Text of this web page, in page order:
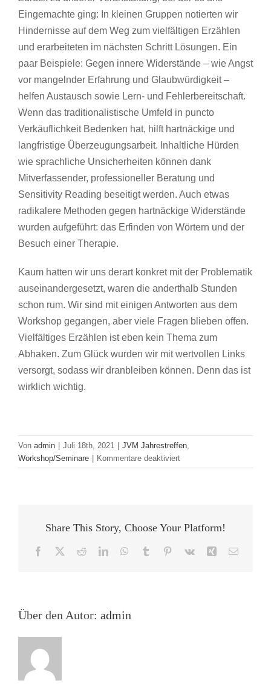
Eingemachte ging: In kleinen Gruppen notierten wir
Hindernisse auf dem Weg zum vielfältigen Erzählen
und erarbeiteten im nächsten Schritt Lösungen. Ein
paar Beispiele: Gegen innere Widerstände – wie Angst
vor mangelnder Erfahrung und Glaubwürdigkeit –
helfen Austausch sowie Lern- und Fehlerbereitschaft.
Wenn das traditionalistische Umfeld in puncto
Verkäuflichkeit Bedenken hat, hilft hartnäckige und
langfristige Überzeugungsarbeit. Inhaltliche Hürden
wie sprachliche Unsicherheiten können dank
Mitverfassender, professioneller Beratung und
Sensitivity Reading beseitigt werden. Auch etwas
radikalere Methoden gegen hartnäckige Widerstände
wurden aufgeführt: das Erfinden von Wörtern und der
Besuch einer Therapie.
Kaum hatten wir uns derart konkret mit der Problematik
auseinandergesetzt, waren die anderthalb Stunden
schon rum. Wir sind mit einigen Antworten aus dem
Workshop gegangen, aber viele Fragen blieben offen.
Vielfältiges Erzählen ist eben kein Thema zum
Abhaken. Zum Glück wurden wir mit wertvollen Links
versorgt, sodass wir dranbleiben können. Denn das ist
wirklich wichtig.
Von admin Juli 18th, 2021 JVM Jahrestreffen,
Workshop/Seminare
Kommentare deaktiviertfür
Bericht
Erzählen“
Share This Story, Choose Your Platform!
Facebook RedditLinkedInWhatsApp
Tumblr Pinterest
Vk Xing E-
Über den Autor: admin